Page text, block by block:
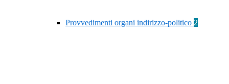
Provvedimenti organi indirizzo-politico 2